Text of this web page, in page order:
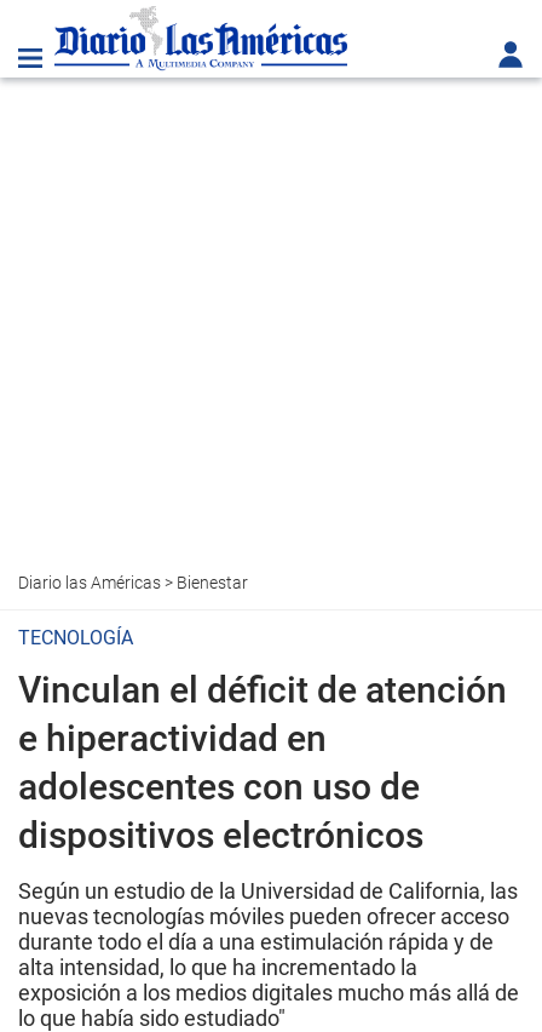
Diario las Américas> Bienestar
TECNOLOGÍA
Vinculan el déficit de atención
e hiperactividad en
adolescentes con uso de
dispositivos electrónicos
Según un estudio de la Universidad de California, las
nuevas tecnologías móviles pueden ofrecer acceso
durante todo el día a una estimulación rápida y de
alta intensidad, lo que ha incrementado la
exposición a los medios digitales mucho más allá de
lo que había sido estudiado"